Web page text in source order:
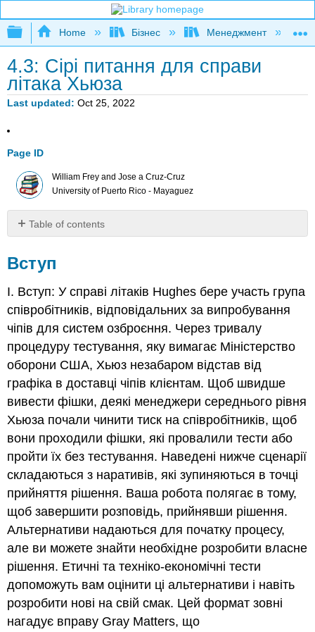
Expand/collapse global hierarchy
Home Бізнес Менеджмент
4.3: Сірі питання для справи
літака Хьюза
Last updated Oct 25, 2022
Page ID
William Frey and Jose a Cruz-Cruz
University of Puerto Rico - Mayaguez
Table of contents
Напрямки
Етичні
тести:
налаштування
та
підводні
камені
Hughes
Case
Соціально-
технічна
система
відповідальне
інакомислення
Драматичні
репетиції
Хьюза
Питання
про
драматичні
Історія
дошки
Х'юз
справи
Вступ
І. Вступ: У справі літаків Hughes бере участь група
співробітників, відповідальних за випробування
чіпів для систем озброєння. Через тривалу
процедуру тестування, яку вимагає Міністерство
оборони США, Хьюз незабаром відстав від
графіка в доставці чіпів клієнтам. Щоб швидше
вивести фішки, деякі менеджери середнього рівня
Хьюза почали чинити тиск на співробітників, щоб
вони проходили фішки, які провалили тести або
пройти їх без тестування. Наведені нижче сценарії
складаються з наративів, які зупиняються в точці
прийняття рішення. Ваша робота полягає в тому,
щоб завершити розповідь, прийнявши рішення.
Альтернативи надаються для початку процесу,
але ви можете знайти необхідне розробити власне
рішення. Етичні та техніко-економічні тести
допоможуть вам оцінити ці альтернативи і навіть
розробити нові на свій смак. Цей формат зовні
нагадує вправу Gray Matters, що